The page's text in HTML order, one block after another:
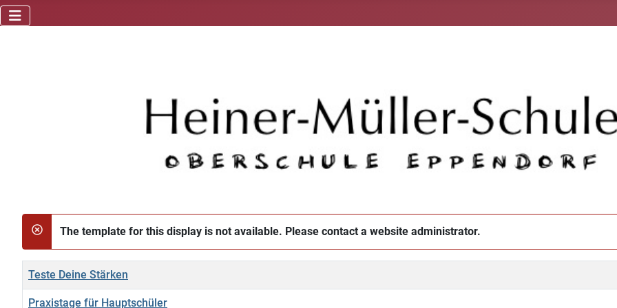
danger
The template for this display is not available. Please contact a website administrator.
Title
Teste Deine Stärken
Praxistage für Hauptschüler